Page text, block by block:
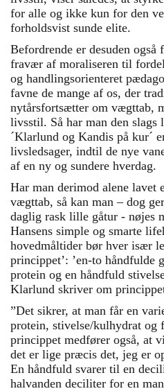
for alle og ikke kun for den
forholdsvist sunde elite.
Befordrende er desuden
fravær af moraliseren til
og handlingsorienteret
favne de mange af os, der
nytårsfortsætter om vægttab,
livsstil. Så har man den
´Klarlund og Kandis på kur´
livsledsager, indtil de nye
af en ny og sundere hverdag.
Har man derimod alene lavet
vægttab, så kan man – dog
daglig rask lille gåtur - nøjes
Hansens simple og smarte
hovedmåltider bør hver især
princippet’: ’en-to håndfulde
protein og en håndfuld
Klarlund skriver om
”Det sikrer, at man får en
protein, stivelse/kulhydrat og
princippet medfører også, at
det er lige præcis det, jeg er
En håndfuld svarer til en
halvanden deciliter for en